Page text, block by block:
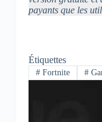
payants que les
Étiquettes
#Fortnite #